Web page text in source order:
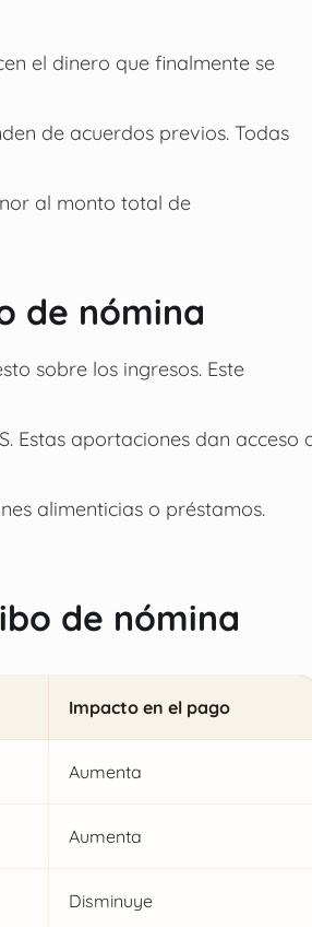
el dinero que finalmente se
de acuerdos previos. Todas
al monto total de
de nómina
sobre los ingresos. Este
Estas aportaciones dan acceso
alimenticias o préstamos.
de nómina
Impacto en el pago
Aumenta
Aumenta
Disminuye